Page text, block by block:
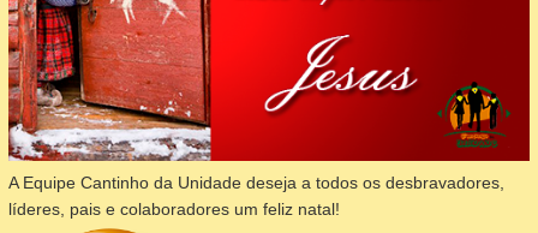
A Equipe Cantinho da Unidade deseja a todos os desbravadores,
líderes, pais e colaboradores um feliz natal!